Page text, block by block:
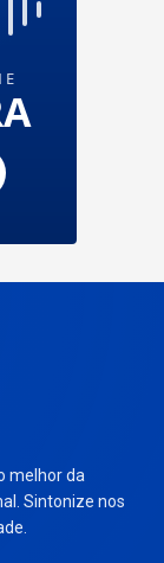
melhor da
Sintonize nos